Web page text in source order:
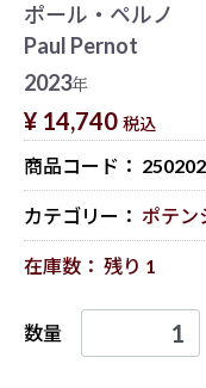
ポール・ペルノ
Paul Pernot
2023年
¥ 14,740 税込
商品コード：
カテゴリー： ポテン
在庫数： 残り 1
数量